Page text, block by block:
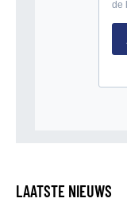
LAATSTE NIEUWS